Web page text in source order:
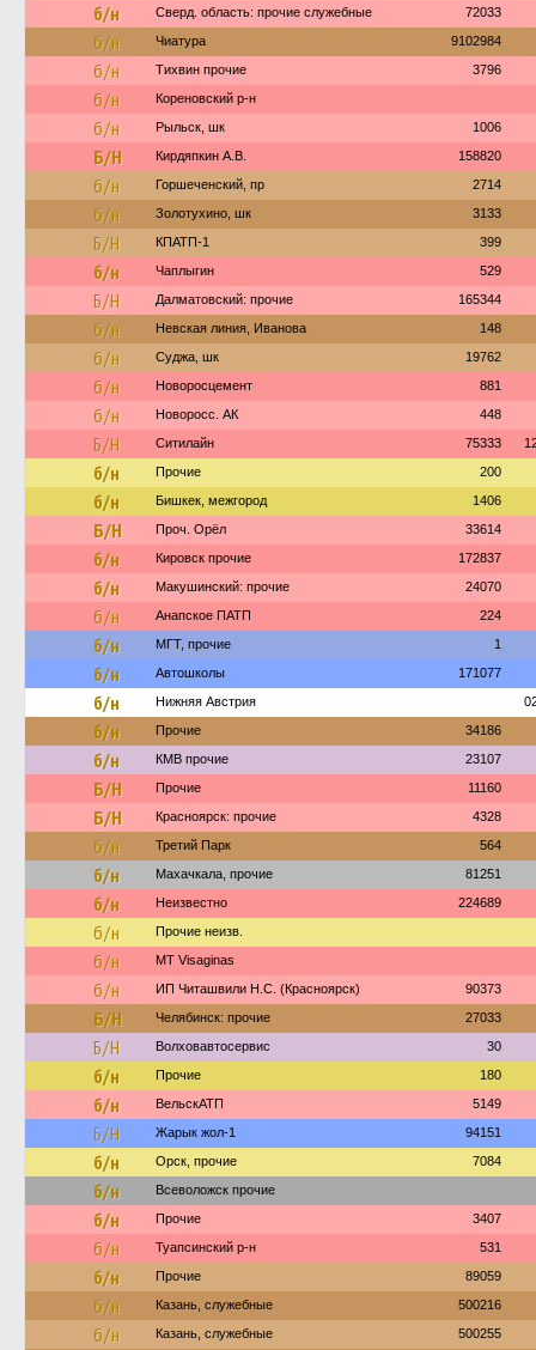
б/н Сверд. область: прочие служебные 72033
б/н Чиатура 9102984
б/н Тихвин прочие 3796
б/н Кореновский р-н
б/н Рыльск, шк 1006
Б/Н Кирдяпкин А.В. 158820
б/н Горшеченский, пр 2714
б/н Золотухино, шк 3133
Б/Н КПАТП-1 399
б/н Чаплыгин 529
Б/Н Далматовский: прочие 165344
б/н Невская линия, Иванова 148
б/н Суджа, шк 19762
б/н Новоросцемент 881
б/н Новоросс. АК 448
Б/Н Ситилайн 75333
б/н Прочие 200
б/н Бишкек, межгород 1406
Б/Н Проч. Орёл 33614
б/н Кировск прочие 172837
б/н Макушинский: прочие 24070
б/н Анапское ПАТП 224
б/н МГТ, прочие 1
б/н Автошколы 171077
б/н Нижняя Австрия
б/н Прочие 34186
б/н КМВ прочие 23107
Б/Н Прочие 11160
Б/Н Красноярск: прочие 4328
б/н Третий Парк 564
б/н Махачкала, прочие 81251
б/н Неизвестно 224689
б/н Прочие неизв.
б/н MT Visaginas
б/н ИП Читашвили Н.С. (Красноярск) 90373
Б/Н Челябинск: прочие 27033
Б/Н Волховавтосервис 30
б/н Прочие 180
б/н ВельскАТП 5149
Б/Н Жарык жол-1 94151
б/н Орск, прочие 7084
б/н Всеволожск прочие
б/н Прочие 3407
б/н Туапсинский р-н 531
б/н Прочие 89059
б/н Казань, служебные 500216
б/н Казань, служебные 500255